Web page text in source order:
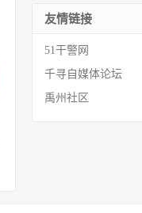
友情链接
51干警网
千寻自媒体论坛
禹州社区